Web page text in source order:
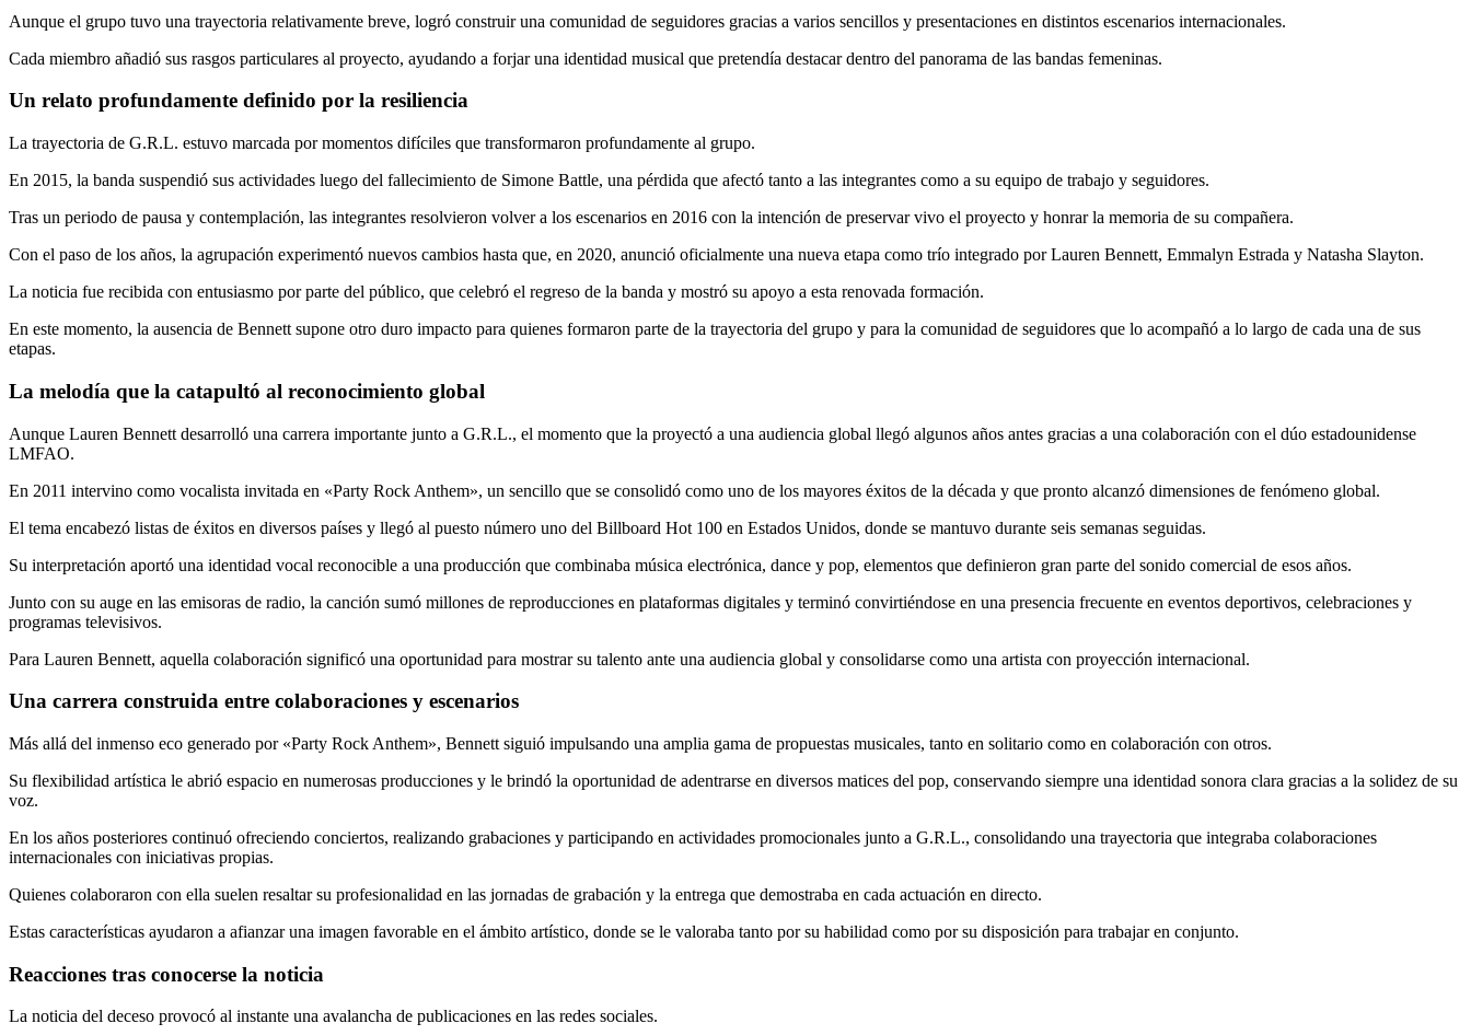
Aunque el grupo tuvo una trayectoria relativamente breve, logró construir una comunidad de seguidores gracias a varios sencillos y presentaciones en distintos escenarios internacionales.
Cada miembro añadió sus rasgos particulares al proyecto, ayudando a forjar una identidad musical que pretendía destacar dentro del panorama de las bandas femeninas.
Un relato profundamente definido por la resiliencia
La trayectoria de G.R.L. estuvo marcada por momentos difíciles que transformaron profundamente al grupo.
En 2015, la banda suspendió sus actividades luego del fallecimiento de Simone Battle, una pérdida que afectó tanto a las integrantes como a su equipo de trabajo y seguidores.
Tras un periodo de pausa y contemplación, las integrantes resolvieron volver a los escenarios en 2016 con la intención de preservar vivo el proyecto y honrar la memoria de su compañera.
Con el paso de los años, la agrupación experimentó nuevos cambios hasta que, en 2020, anunció oficialmente una nueva etapa como trío integrado por Lauren Bennett, Emmalyn Estrada y Natasha Slayton.
La noticia fue recibida con entusiasmo por parte del público, que celebró el regreso de la banda y mostró su apoyo a esta renovada formación.
En este momento, la ausencia de Bennett supone otro duro impacto para quienes formaron parte de la trayectoria del grupo y para la comunidad de seguidores que lo acompañó a lo largo de cada una de sus
etapas.
La melodía que la catapultó al reconocimiento global
Aunque Lauren Bennett desarrolló una carrera importante junto a G.R.L., el momento que la proyectó a una audiencia global llegó algunos años antes gracias a una colaboración con el dúo estadounidense
LMFAO.
En 2011 intervino como vocalista invitada en «Party Rock Anthem», un sencillo que se consolidó como uno de los mayores éxitos de la década y que pronto alcanzó dimensiones de fenómeno global.
El tema encabezó listas de éxitos en diversos países y llegó al puesto número uno del Billboard Hot 100 en Estados Unidos, donde se mantuvo durante seis semanas seguidas.
Su interpretación aportó una identidad vocal reconocible a una producción que combinaba música electrónica, dance y pop, elementos que definieron gran parte del sonido comercial de esos años.
Junto con su auge en las emisoras de radio, la canción sumó millones de reproducciones en plataformas digitales y terminó convirtiéndose en una presencia frecuente en eventos deportivos, celebraciones y
programas televisivos.
Para Lauren Bennett, aquella colaboración significó una oportunidad para mostrar su talento ante una audiencia global y consolidarse como una artista con proyección internacional.
Una carrera construida entre colaboraciones y escenarios
Más allá del inmenso eco generado por «Party Rock Anthem», Bennett siguió impulsando una amplia gama de propuestas musicales, tanto en solitario como en colaboración con otros.
Su flexibilidad artística le abrió espacio en numerosas producciones y le brindó la oportunidad de adentrarse en diversos matices del pop, conservando siempre una identidad sonora clara gracias a la solidez de su
voz.
En los años posteriores continuó ofreciendo conciertos, realizando grabaciones y participando en actividades promocionales junto a G.R.L., consolidando una trayectoria que integraba colaboraciones
internacionales con iniciativas propias.
Quienes colaboraron con ella suelen resaltar su profesionalidad en las jornadas de grabación y la entrega que demostraba en cada actuación en directo.
Estas características ayudaron a afianzar una imagen favorable en el ámbito artístico, donde se le valoraba tanto por su habilidad como por su disposición para trabajar en conjunto.
Reacciones tras conocerse la noticia
La noticia del deceso provocó al instante una avalancha de publicaciones en las redes sociales.